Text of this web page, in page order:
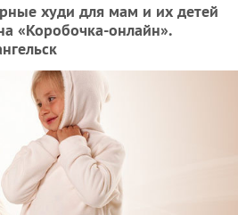
худи для мам и их детей
«Коробочка-онлайн».